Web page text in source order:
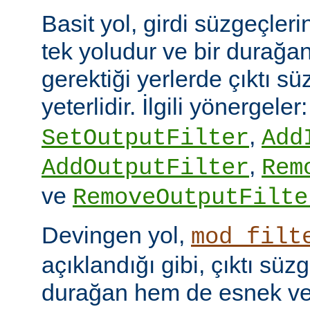
Basit yol, girdi
tek yoludur ve bir
gerektiği yerlerde çıktı
yeterlidir. İlgili
SetOutputFilter,
AddOutputFilter,
ve
Devingen yol,
açıklandığı gibi, çıktı
durağan hem de esnek